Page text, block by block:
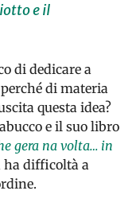
e il
di dedicare a
di materia
questa idea?
e il suo libro
gera na volta… in
ha difficoltà a